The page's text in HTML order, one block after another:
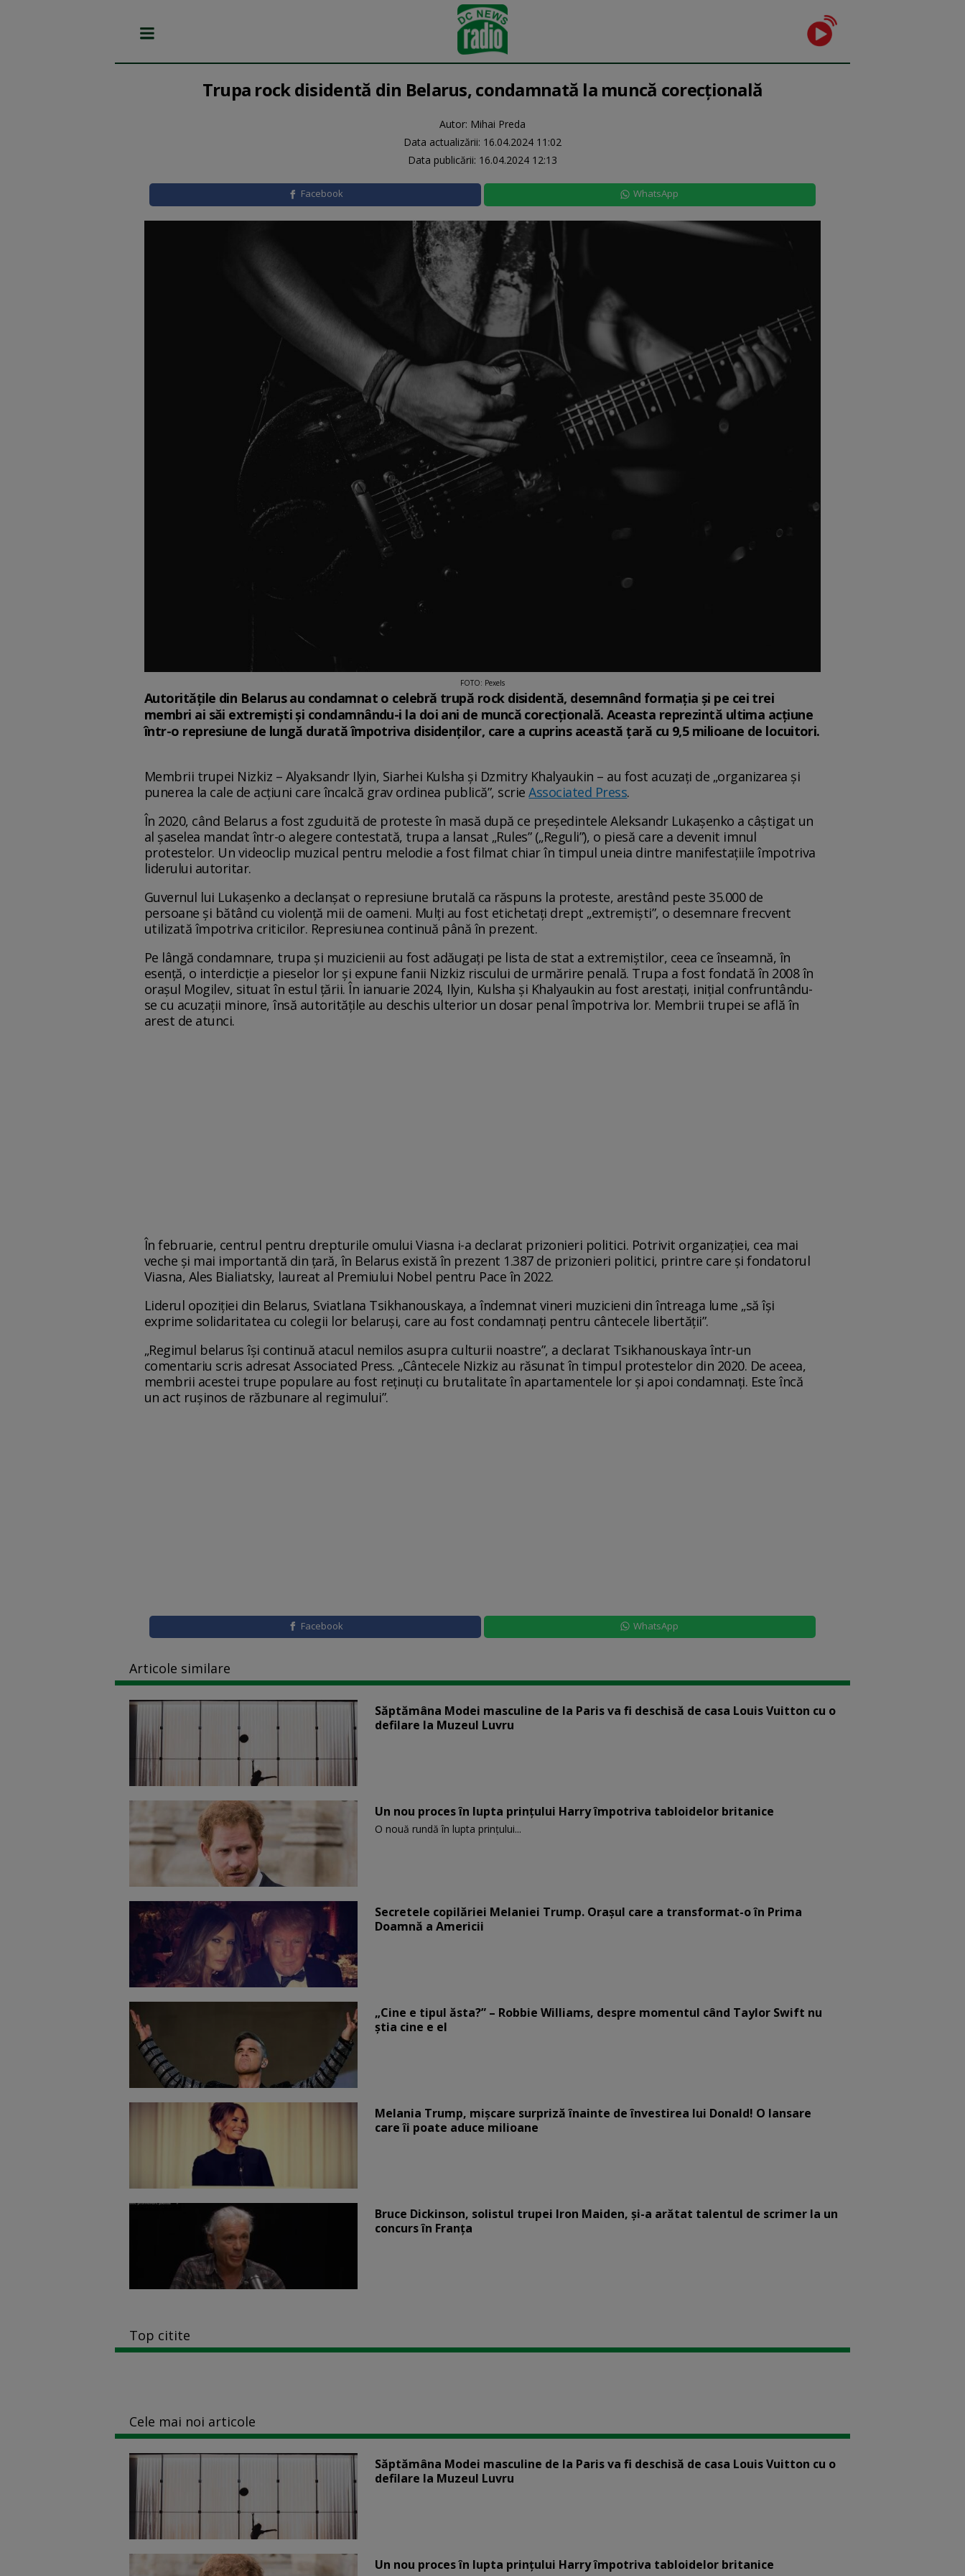
Trupa rock disidentă din Belarus, condamnată la muncă corecțională
Autor: Mihai Preda
Data actualizării: 16.04.2024 11:02
Data publicării: 16.04.2024 12:13
Facebook WhatsApp
FOTO: Pexels
Autoritățile din Belarus au condamnat o celebră trupă rock disidentă, desemnând formația și pe cei trei
membri ai săi extremiști și condamnându-i la doi ani de muncă corecțională. Aceasta reprezintă ultima acțiune
într-o represiune de lungă durată împotriva disidenților, care a cuprins această țară cu 9,5 milioane de locuitori.
Membrii trupei Nizkiz – Alyaksandr Ilyin, Siarhei Kulsha și Dzmitry Khalyaukin – au fost acuzați de „organizarea și
punerea la cale de acțiuni care încalcă grav ordinea publică”, scrieAssociated Press.
În 2020, când Belarus a fost zguduită de proteste în masă după ce președintele Aleksandr Lukașenko a câștigat un
al șaselea mandat într-o alegere contestată, trupa a lansat „Rules” („Reguli”), o piesă care a devenit imnul
protestelor. Un videoclip muzical pentru melodie a fost filmat chiar în timpul uneia dintre manifestațiile împotriva
liderului autoritar.
Guvernul lui Lukașenko a declanșat o represiune brutală ca răspuns la proteste, arestând peste 35.000 de
persoane și bătând cu violență mii de oameni. Mulți au fost etichetați drept „extremiști”, o desemnare frecvent
utilizată împotriva criticilor. Represiunea continuă până în prezent.
Pe lângă condamnare, trupa și muzicienii au fost adăugați pe lista de stat a extremiștilor, ceea ce înseamnă, în
esență, o interdicție a pieselor lor și expune fanii Nizkiz riscului de urmărire penală. Trupa a fost fondată în 2008 în
orașul Mogilev, situat în estul țării. În ianuarie 2024, Ilyin, Kulsha și Khalyaukin au fost arestați, inițial confruntându-
se cu acuzații minore, însă autoritățile au deschis ulterior un dosar penal împotriva lor. Membrii trupei se află în
arest de atunci.
În februarie, centrul pentru drepturile omului Viasna i-a declarat prizonieri politici. Potrivit organizației, cea mai
veche și mai importantă din țară, în Belarus există în prezent 1.387 de prizonieri politici, printre care și fondatorul
Viasna, Ales Bialiatsky, laureat al Premiului Nobel pentru Pace în 2022.
Liderul opoziției din Belarus, Sviatlana Tsikhanouskaya, a îndemnat vineri muzicieni din întreaga lume „să își
exprime solidaritatea cu colegii lor belaruși, care au fost condamnați pentru cântecele libertății”.
„Regimul belarus își continuă atacul nemilos asupra culturii noastre”, a declarat Tsikhanouskaya într-un
comentariu scris adresat Associated Press. „Cântecele Nizkiz au răsunat în timpul protestelor din 2020. De aceea,
membrii acestei trupe populare au fost reținuți cu brutalitate în apartamentele lor și apoi condamnați. Este încă
un act rușinos de răzbunare al regimului”.
Facebook WhatsApp
Articole similare
Săptămâna Modei masculine de la Paris va fi deschisă de casa Louis Vuitton cu o
defilare la Muzeul Luvru
Un nou proces în lupta prinţului Harry împotriva tabloidelor britanice
O nouă rundă în lupta prinţului...
Secretele copilăriei Melaniei Trump. Orașul care a transformat-o în Prima
Doamnă a Americii
„Cine e tipul ăsta?” – Robbie Williams, despre momentul când Taylor Swift nu
știa cine e el
Melania Trump, mișcare surpriză înainte de învestirea lui Donald! O lansare
care îi poate aduce milioane
Bruce Dickinson, solistul trupei Iron Maiden, şi-a arătat talentul de scrimer la un
concurs în Franţa
Top citite
Cele mai noi articole
Săptămâna Modei masculine de la Paris va fi deschisă de casa Louis Vuitton cu o
defilare la Muzeul Luvru
Un nou proces în lupta prinţului Harry împotriva tabloidelor britanice